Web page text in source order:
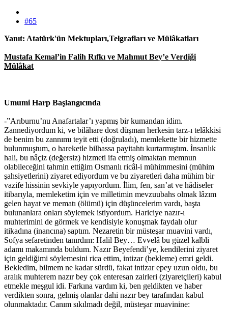
#65
Yanıt: Atatürk'ün Mektupları,Telgrafları ve Mülâkatları
Mustafa Kemal’in Falih Rıfkı ve Mahmut Bey’e Verdiği
Mülâkat
Umumi Harp Başlangıcında
-”Arıburnu’nu Anafartalar’ı yapmış bir kumandan idim.
Zannediyordum ki, ve bilâhare dost düşman herkesin tarz-ı telâkkisi
de benim bu zannımı teyit etti (doğruladı), memlekette bir hizmette
bulunmuştum, o hareketle bilhassa payitahtı kurtarmıştım. İnsanlık
hali, bu nâçiz (değersiz) hizmeti ifa etmiş olmaktan memnun
olabileceğini tahmin ettiğim Osmanlı ricâl-i mühimmesini (mühim
şahsiyetlerini) ziyaret ediyordum ve bu ziyaretleri daha mühim bir
vazife hissinin sevkiyle yapıyordum. İlim, fen, san’at ve hâdiseler
itibarıyla, memleketim için ve milletimin mevzuubahs olmak lâzım
gelen hayat ve mematı (ölümü) için düşüncelerim vardı, başta
bulunanlara onları söylemek istiyordum. Hariciye nazır-ı
muhterimini de görmek ve kendisiyle konuşmak faydalı olur
itikadına (inancına) saptım. Nezaretin bir müsteşar muavini vardı,
Sofya sefaretinden tanırdım: Halil Bey… Evvelâ bu güzel kalbli
adamı makamında buldum. Nazır Beyefendi’ye, kendilerini ziyaret
için geldiğimi söylemesini rica ettim, intizar (bekleme) emri geldi.
Bekledim, bilmem ne kadar sürdü, fakat intizar epey uzun oldu, bu
aralık muhterem nazır bey çok enteresan zairleri (ziyaretçileri) kabul
etmekle meşgul idi. Farkına vardım ki, ben geldikten ve haber
verdikten sonra, gelmiş olanlar dahi nazır bey tarafından kabul
olunmaktadır. Canım sıkılmadı değil, müsteşar muavinine: